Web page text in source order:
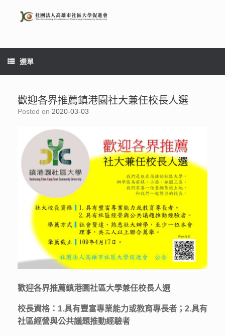
content
選單
歡迎各界推薦鎮港園社大兼任校長人選
Posted on 2020-03-03
歡迎各界推薦鎮港園社區大學兼任校長人選
校長資格：1.具有豐富專業能力或教育專長者；2.具有
社區經營與公共議題推動經驗者